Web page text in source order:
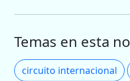
Temas en esta
circuito internacional